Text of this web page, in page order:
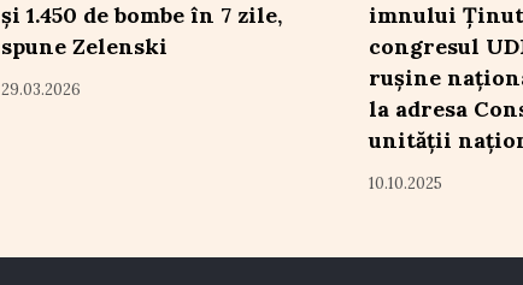
și 1.450 de bombe în 7 zile,
spune Zelenski
29.03.2026
imnului
congresul
rușine
la adresa
unității
10.10.2025